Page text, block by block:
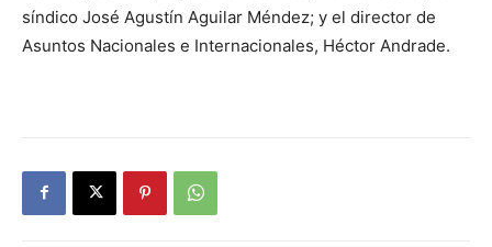
síndico José Agustín Aguilar Méndez; y el director de
Asuntos Nacionales e Internacionales, Héctor Andrade.